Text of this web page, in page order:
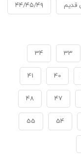
۴۴/۴۵/۴۹
33
34
40
41
47
48
54
55